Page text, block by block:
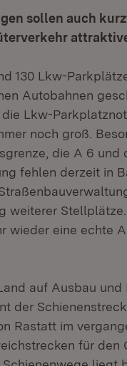
sollen auch
130 Lkw-
Autobahnen
Lkw-
noch groß.
die A 6
fehlen derzeit in
weiterer
wieder eine echte
auf Ausbau und
der
Rastatt im
für den